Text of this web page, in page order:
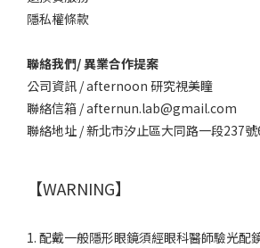
隱私權條款
聯絡我們/ 異業合作提案
公司資訊 / afternoon 研究視美瞳
聯絡信箱 / afternun.lab@gmail.com
聯絡地址 / 新北市汐止區大同路一段237
【WARNING】
1. 配戴一般隱形眼鏡須經眼科醫師驗光配